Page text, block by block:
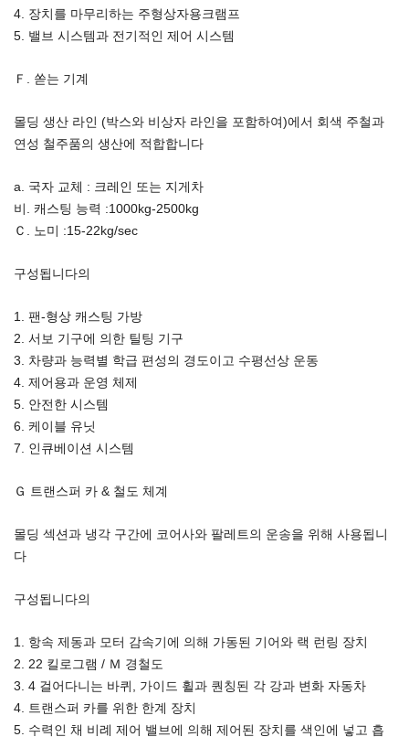
4. 장치를 마무리하는 주형상자용크램프
5. 밸브 시스템과 전기적인 제어 시스템
Ｆ. 쏟는 기계
몰딩 생산 라인 (박스와 비상자 라인을 포함하여)에서 회색 주철과
연성 철주품의 생산에 적합합니다
a. 국자 교체 : 크레인 또는 지게차
비. 캐스팅 능력 :1000kg-2500kg
Ｃ. 노미 :15-22kg/sec
구성됩니다의
1. 팬-형상 캐스팅 가방
2. 서보 기구에 의한 틸팅 기구
3. 차량과 능력별 학급 편성의 경도이고 수평선상 운동
4. 제어용과 운영 체제
5. 안전한 시스템
6. 케이블 유닛
7. 인큐베이션 시스템
Ｇ 트랜스퍼 카 & 철도 체계
몰딩 섹션과 냉각 구간에 코어사와 팔레트의 운송을 위해 사용됩니
다
구성됩니다의
1. 항속 제동과 모터 감속기에 의해 가동된 기어와 랙 런링 장치
2. 22 킬로그램 / Ｍ 경철도
3. 4 걸어다니는 바퀴, 가이드 휠과 퀀칭된 각 강과 변화 자동차
4. 트랜스퍼 카를 위한 한계 장치
5. 수력인 채 비례 제어 밸브에 의해 제어된 장치를 색인에 넣고 흡